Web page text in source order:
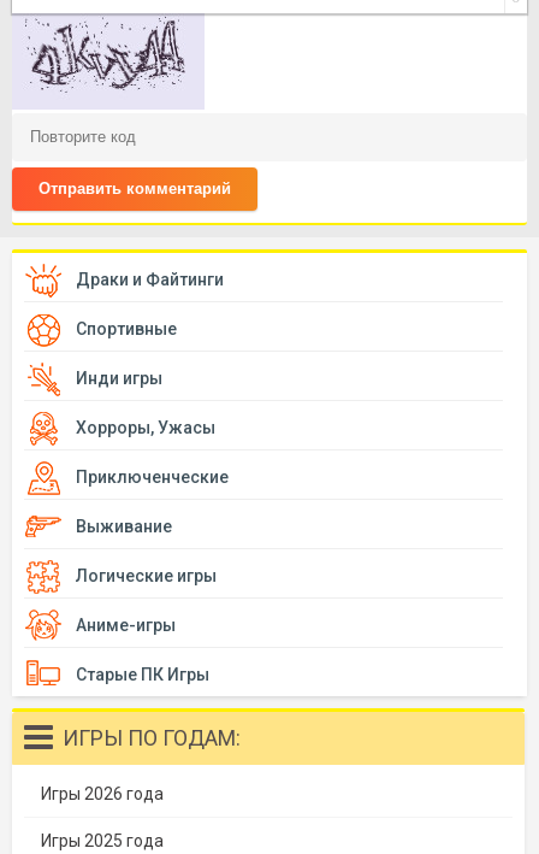
Отправить комментарий
Драки и Файтинги
Спортивные
Инди игры
Хорроры, Ужасы
Приключенческие
Выживание
Логические игры
Аниме-игры
Старые ПК Игры
ИГРЫ ПО ГОДАМ:
Игры 2026 года
Игры 2025 года